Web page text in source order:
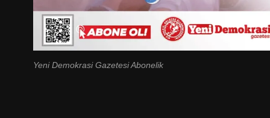
Yeni Demokrasi Gazetesi Abonelik